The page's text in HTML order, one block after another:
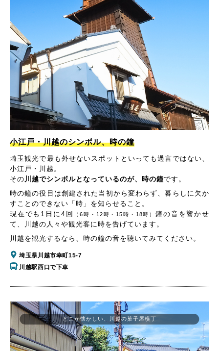
小江戸・川越のシンボル、時の鐘
埼玉観光で最も外せないスポットといっても過言ではない、
小江戸・川越。
その川越でシンボルとなっているのが、時の鐘です。
時の鐘の役目は創建された当初から変わらず、暮らしに欠か
すことのできない「時」を知らせること。
現在でも1日に4回
（6時・12時・15時・18時）鐘の音を響かせ
て、川越の人々や観光客に時を告げています。
川越を観光するなら、時の鐘の音を聴いてみてください。
埼玉県川越市幸町15-7
川越駅西口で下車
どこか懐かしい、川越の菓子屋横丁